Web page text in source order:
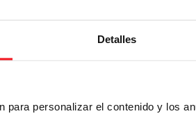
Detalles
para personalizar el contenido y los